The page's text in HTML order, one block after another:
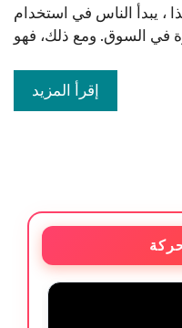
، يبدأ الناس في استخدام
إقرأ المزيد